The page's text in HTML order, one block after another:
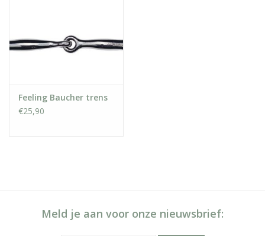
Feeling Baucher trens
€25,90
Meld je aan voor onze nieuwsbrief: